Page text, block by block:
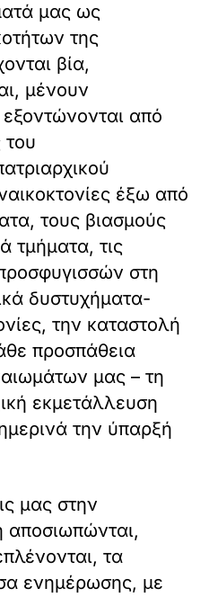
μας ως
της
βία,
μένουν
από
του
έξω από
τους βιασμούς
τμήματα, τις
στη
δυστυχήματα-
την καταστολή
προσπάθεια
μας – τη
εκμετάλλευση
την ύπαρξή
μας στην
αποσιωπώνται,
τα
ενημέρωσης, με